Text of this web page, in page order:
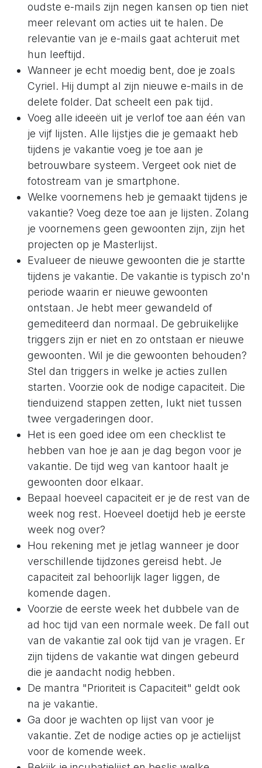
oudste e-mails zijn negen kansen op tien niet
meer relevant om acties uit te halen. De
relevantie van je e-mails gaat achteruit met
hun leeftijd.
Wanneer je echt moedig bent, doe je zoals
Cyriel. Hij dumpt al zijn nieuwe e-mails in de
delete folder. Dat scheelt een pak tijd.
Voeg alle ideeën uit je verlof toe aan één van
je vijf lijsten. Alle lijstjes die je gemaakt heb
tijdens je vakantie voeg je toe aan je
betrouwbare systeem. Vergeet ook niet de
fotostream van je smartphone.
Welke voornemens heb je gemaakt tijdens je
vakantie? Voeg deze toe aan je lijsten. Zolang
je voornemens geen gewoonten zijn, zijn het
projecten op je Masterlijst.
Evalueer de nieuwe gewoonten die je startte
tijdens je vakantie. De vakantie is typisch zo'n
periode waarin er nieuwe gewoonten
ontstaan. Je hebt meer gewandeld of
gemediteerd dan normaal. De gebruikelijke
triggers zijn er niet en zo ontstaan er nieuwe
gewoonten. Wil je die gewoonten behouden?
Stel dan triggers in welke je acties zullen
starten. Voorzie ook de nodige capaciteit. Die
tienduizend stappen zetten, lukt niet tussen
twee vergaderingen door.
Het is een goed idee om een checklist te
hebben van hoe je aan je dag begon voor je
vakantie. De tijd weg van kantoor haalt je
gewoonten door elkaar.
Bepaal hoeveel capaciteit er je de rest van de
week nog rest. Hoeveel doetijd heb je eerste
week nog over?
Hou rekening met je jetlag wanneer je door
verschillende tijdzones gereisd hebt. Je
capaciteit zal behoorlijk lager liggen, de
komende dagen.
Voorzie de eerste week het dubbele van de
ad hoc tijd van een normale week. De fall out
van de vakantie zal ook tijd van je vragen. Er
zijn tijdens de vakantie wat dingen gebeurd
die je aandacht nodig hebben.
De mantra "Prioriteit is Capaciteit" geldt ook
na je vakantie.
Ga door je wachten op lijst van voor je
vakantie. Zet de nodige acties op je actielijst
voor de komende week.